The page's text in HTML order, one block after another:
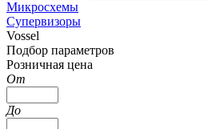
Микросхемы
Супервизоры
Vossel
Подбор параметров
Розничная цена
От
До